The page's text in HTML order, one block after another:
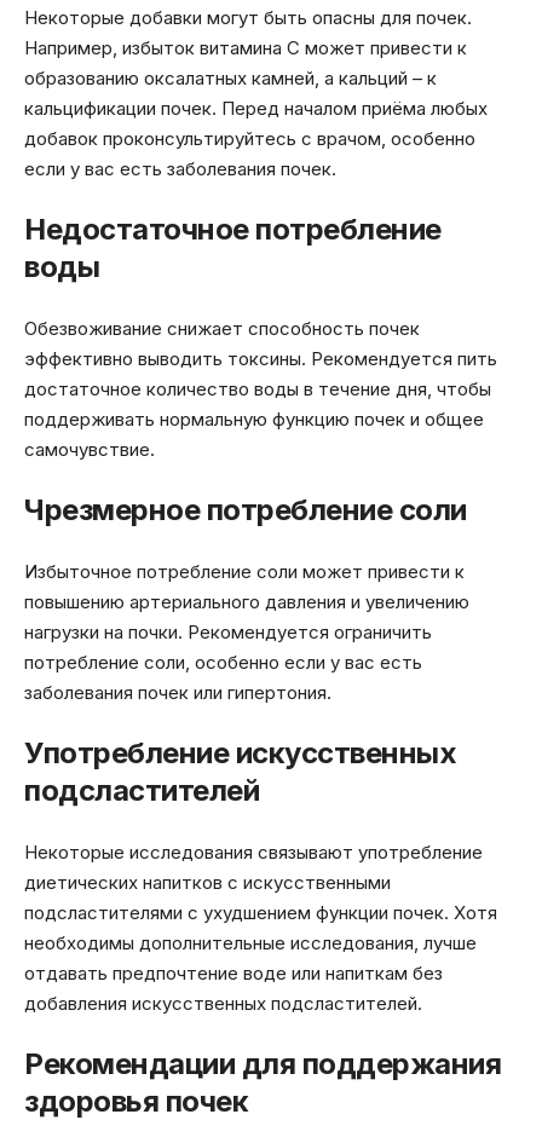
Некоторые добавки могут быть опасны для почек.
Например, избыток витамина С может привести к
образованию оксалатных камней, а кальций – к
кальцификации почек. Перед началом приёма любых
добавок проконсультируйтесь с врачом, особенно
если у вас есть заболевания почек.
Недостаточное потребление
воды
Обезвоживание снижает способность почек
эффективно выводить токсины. Рекомендуется пить
достаточное количество воды в течение дня, чтобы
поддерживать нормальную функцию почек и общее
самочувствие.
Чрезмерное потребление соли
Избыточное потребление соли может привести к
повышению артериального давления и увеличению
нагрузки на почки. Рекомендуется ограничить
потребление соли, особенно если у вас есть
заболевания почек или гипертония.
Употребление искусственных
подсластителей
Некоторые исследования связывают употребление
диетических напитков с искусственными
подсластителями с ухудшением функции почек. Хотя
необходимы дополнительные исследования, лучше
отдавать предпочтение воде или напиткам без
добавления искусственных подсластителей.
Рекомендации для поддержания
здоровья почек